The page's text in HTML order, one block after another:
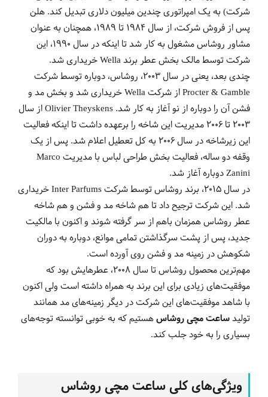
شرکت) به یک امپراتوری چندین میلیون دلاری تبدیل کند. هلن
پس از فروش شرکت، از سال 1984 تا 1989، همچنان به عنوان
مشاور روشاس مشغول به کار شد تا اینکه در سال 1990، این
شرکت توسط مالک بخش عطر برند Wella خریداری شد.
چندی بعد، یعنی در سال 2003، روشاس، دوباره توسط شرکت
Procter & Gamble از شرکت Wella
خریداری شد و بخش مد و
فشن آن را دوباره از نو آغاز به کار شد.
Olivier Theyskens از سال
2003 تا 2006 مدیریت این شاخه را برعهده داشت تا اینکه فعالیت
این زیرشاخه در سال 2006 به کل تعطیل اعلام شد. پس از یک
وقفه دو ساله، فعالیت بخش طراحی لباس با مدیریت Marco
Zanini دوباره آغاز شد.
در سال 2015، برند روشاس توسط شرکت Inter Parfums خریداری
شد. این شرکت ترجیح داد تا هم شاخه مد و فشن و هم شاخه
عطر روشاس همزمان باهم از سر گرفته شوند و اکنون با مالکیت
جدید، پس از پشت سرگذاشتن تمامی موانع، دوباره به دوران
شکوهش در زمینه مد و فشن روی آورده است.
مهم‌ترین محصول روشاس تا سال 2008، عطرهایش بود که
موفقیت‌های زیادی برای این برند به همراه داشته است ولی اکنون
با شاهد موفقیت‌های این شرکت در دیگر زمینه‌های مد همانند
تولیدساعت مچی روشاسهستیم که به خوبی توانسته توجه‌های
بسیاری را به خود جلب کند.
ویژگی‌های کلی ساعت مچی روشاس